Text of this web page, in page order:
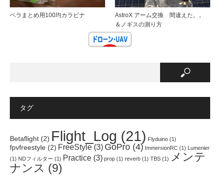
ペラまとめ用100均カラビナ
AstroX アーム交換 間違えた。。
＆ノギスの測り方
タグ
Betaflight (2) Flight_Log (21) Flyduino (1)
fpvfreestyle (2) FreeStyle(3) GoPro (4) ImmersionRC (1) Lumenier
(1) NDフィルター (1) Practice (3) prop (1) reverb (1) TBS (1)
メンテ
ナンス (9)